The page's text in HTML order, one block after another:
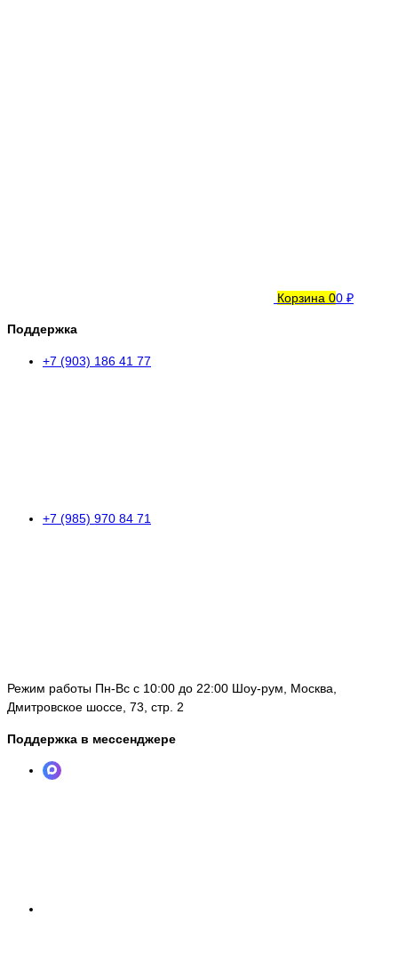
Корзина 00 ₽
Поддержка
+7 (903) 186 41 77
+7 (985) 970 84 71
Режим работы Пн-Вс с 10:00 до 22:00 Шоу-рум, Москва,
Дмитровское шоссе, 73, стр. 2
Поддержка в мессенджере